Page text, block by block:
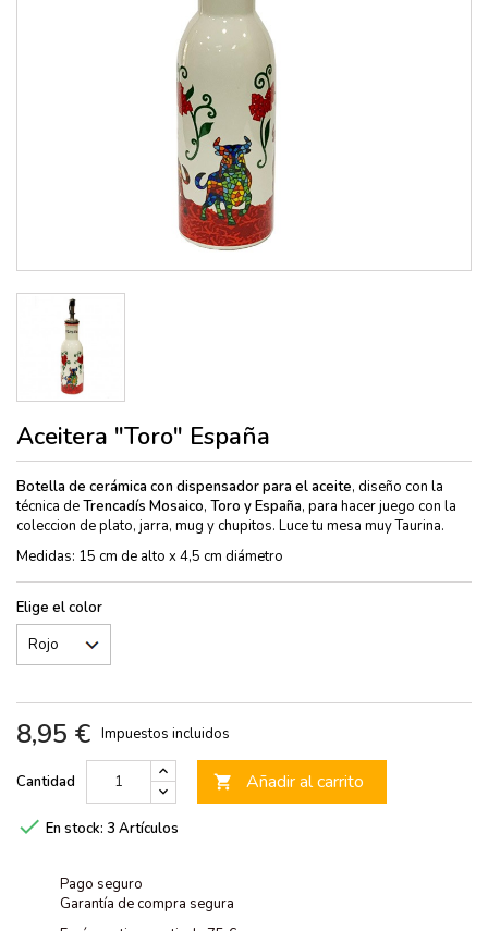
Aceitera "Toro" España
Botella de cerámica con dispensador para el aceite, diseño con la
técnica deTrencadís Mosaico, Toro y España, para hacer juego con la
coleccion de plato, jarra, mug y chupitos. Luce tu mesa muy Taurina.
Medidas: 15 cm de alto x 4,5 cm diámetro
Elige el color
8,95 € Impuestos incluidos
Cantidad  Añadir al carrito
 En stock: 3 Artículos
Pago seguro
Garantía de compra segura